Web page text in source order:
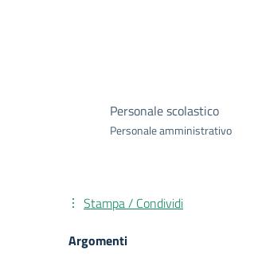
Personale scolastico
Personale amministrativo
Stampa / Condividi
Argomenti